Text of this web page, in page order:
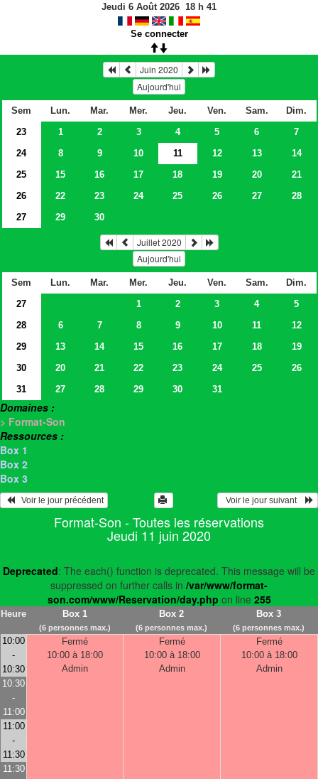
Jeudi 6 Août 2026 18 h 41
Se connecter
Juin 2020
Aujourd'hui
Sem Lun. Mar. Mer. Jeu. Ven. Sam.
Dim.
23
1 2 3 4 5 6
7
24
8 9 10 11 12 13
14
25
15 16 17 18 19 20
21
26
22 23 24 25 26 27
28
27
29 30
Juillet 2020
Aujourd'hui
Sem Lun. Mar. Mer. Jeu. Ven. Sam.
Dim.
27
1 2 3 4
5
28
6 7 8 9 10 11
12
29
13 14 15 16 17 18
19
30
20 21 22 23 24 25
26
31
27 28 29 30 31
Domaines :
> Format-Son
Ressources :
Box 1
Box 2
Box 3
   Voir le jour précédent
  Voir le jour suivant
Format-Son - Toutes les réservations
Jeudi 11 juin 2020
Deprecated: The each() function is deprecated. This message will be
suppressed on further calls in /var/www/format-
son.com/www/Reservation/day.php on line 255
Heure Box 1
(6 personnes max.)
Box 2
(6 personnes max.)
Box 3
(6 personnes max.)
10:00
-
10:30
Fermé
10:00 à 18:00
Admin
Fermé
10:00 à 18:00
Admin
Fermé
10:00 à 18:00
Admin
10:30
-
11:00
11:00
-
11:30
11:30